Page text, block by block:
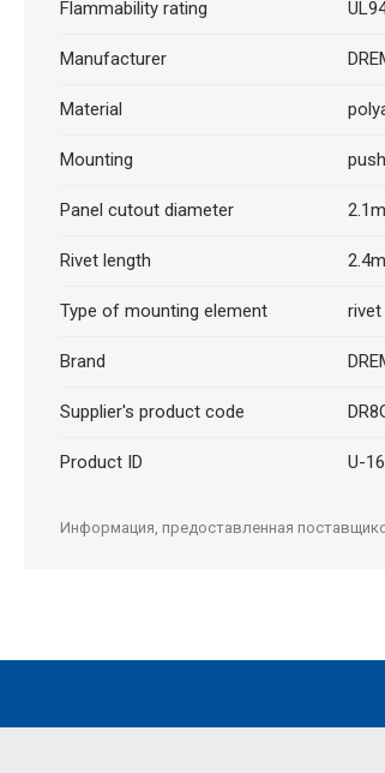
Flammability rating
Manufacturer
Material
Mounting
Panel cutout diameter
Rivet length
Type of mounting element rivet
Brand
Supplier's product code
Product ID U-
Информация, предоставленная